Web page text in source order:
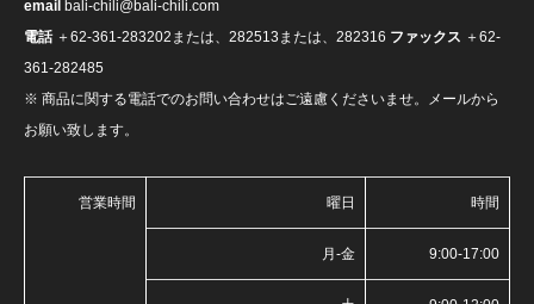
email bali-chili@bali-chili.com
電話＋62-361-283202または、282513または、282316 ファックス ＋62-
361-282485
※ 商品に関する電話でのお問い合わせはご遠慮くださいませ。メールから
お願い致します。
営業時間 曜日 時間
月-金 9:00-17:00